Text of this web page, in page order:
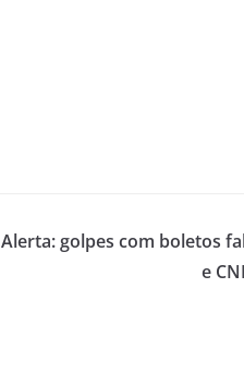
Alerta: golpes com boletos
e